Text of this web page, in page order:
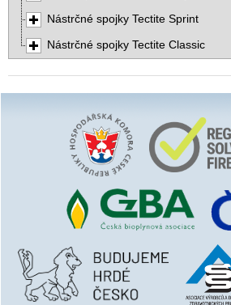
Nástrčné spojky Tectite Sprint
Nástrčné spojky Tectite Classic